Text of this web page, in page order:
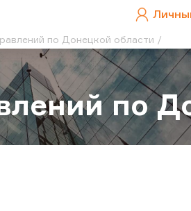
по Донецкой области
по